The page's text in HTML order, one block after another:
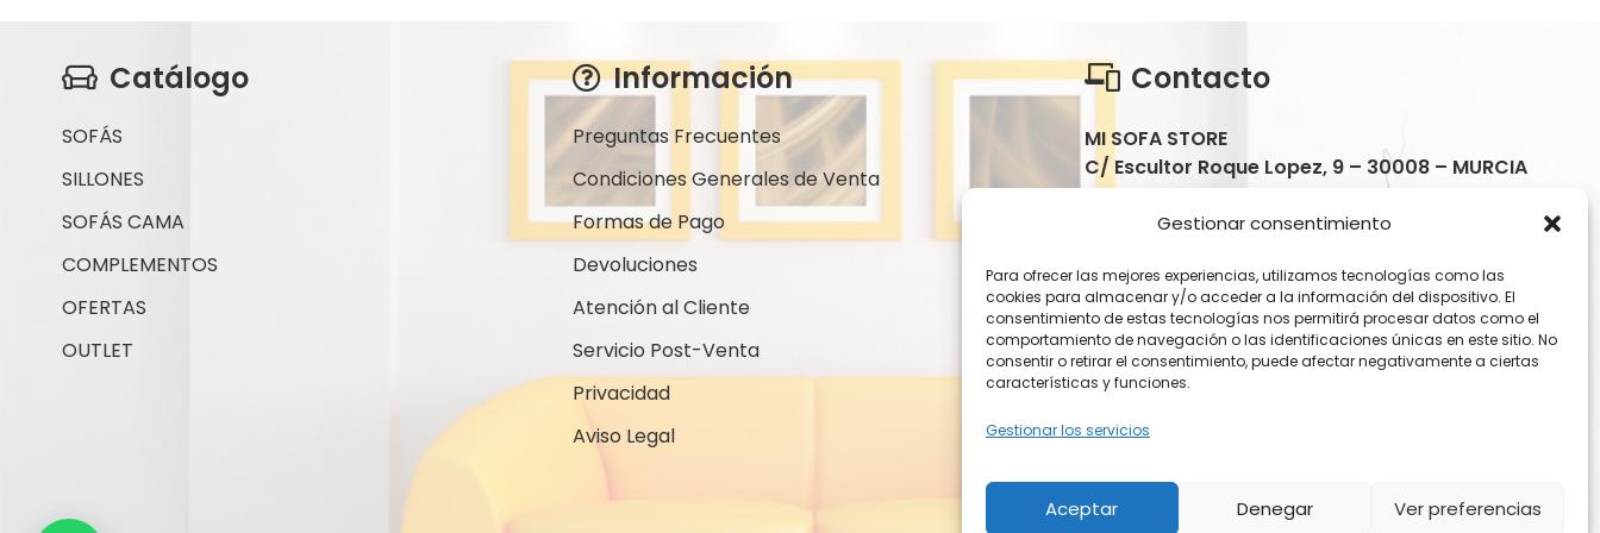
Gestionar consentimiento
Para ofrecer las mejores experiencias, utilizamos tecnologías como las
cookies para almacenar y/o acceder a la información del dispositivo. El
consentimiento de estas tecnologías nos permitirá procesar datos como el
comportamiento de navegación o las identificaciones únicas en este sitio. No
consentir o retirar el consentimiento, puede afectar negativamente a ciertas
características y funciones.
Gestionar los servicios
Aceptar Denegar Ver preferencias
Catálogo
SOFÁS
SILLONES
SOFÁS CAMA
COMPLEMENTOS
OFERTAS
OUTLET
Información
Preguntas Frecuentes
Condiciones Generales de Venta
Formas de Pago
Devoluciones
Atención al Cliente
Servicio Post-Venta
Privacidad
Aviso Legal
Contacto
MI SOFA STORE
C/ Escultor Roque Lopez, 9 – 30008 – MURCIA
Lunes a Viernes:
10:00 a 13:30 / 17:00 a 20:30
Sábados:
10:30 a 13:30
+34 601 906 712
info@misofastore.com